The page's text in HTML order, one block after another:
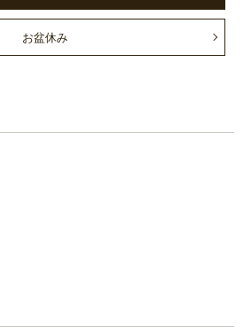
お盆休み